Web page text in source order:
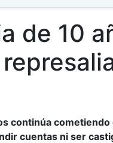
de 10
continúa cometiendo
cuentas ni ser